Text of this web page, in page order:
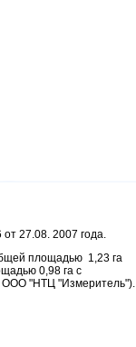
27.08. 2007 года.
площадью 1,23 га
0,98 га с
ООО "НТЦ "Измеритель").